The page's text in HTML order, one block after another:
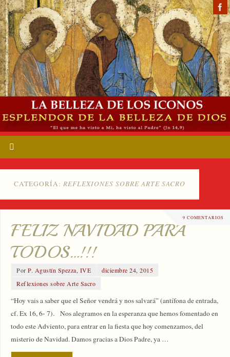
CATEGORÍA: REFLEXIONES SOBRE ARTE SACRO
9 COMENTARIOS
FELIZ NAVIDAD PARA
TODOS…!!!
PorP. Agustín Spezza, IVE
diciembre 24, 2015
Reflexiones sobre Arte Sacro
“Hoy vais a saber que el Señor vendrá y nos salvará” (antífona de entrada,
cf. Ex 16, 6- 7). Nos alegramos en la esperanza que hemos fomentado en
todo este Adviento, para entrar en la fiesta que hoy comenzamos, del
misterio de Navidad. Damos gracias a Dios Padre, ya …